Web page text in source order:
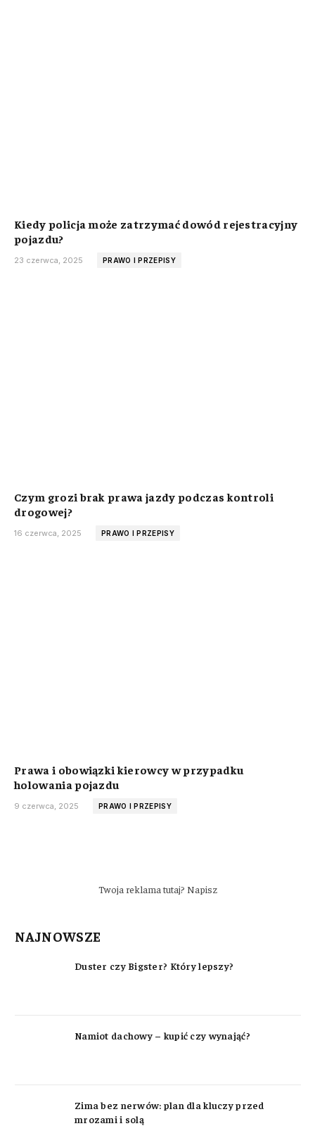
Kiedy policja może zatrzymać dowód rejestracyjny
pojazdu?
23 czerwca, 2025 PRAWO I PRZEPISY
Czym grozi brak prawa jazdy podczas kontroli
drogowej?
16 czerwca, 2025 PRAWO I PRZEPISY
Prawa i obowiązki kierowcy w przypadku
holowania pojazdu
9 czerwca, 2025 PRAWO I PRZEPISY
Twoja reklama tutaj? Napisz
NAJNOWSZE
Duster czy Bigster? Który lepszy?
Namiot dachowy – kupić czy wynająć?
Zima bez nerwów: plan dla kluczy przed
mrozami i solą